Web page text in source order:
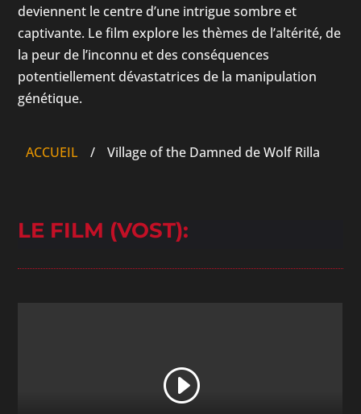
deviennent le centre d’une intrigue sombre et
captivante. Le film explore les thèmes de l’altérité, de
la peur de l’inconnu et des conséquences
potentiellement dévastatrices de la manipulation
génétique.
ACCUEIL / Village of the Damned de Wolf Rilla
LE FILM (VOST):